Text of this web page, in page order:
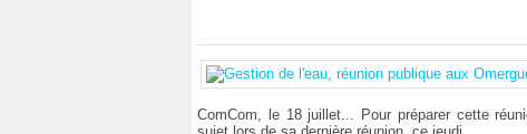
ComCom, le 18 juillet... Pour préparer cette